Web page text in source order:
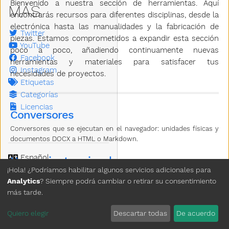
Bienvenido a nuestra sección de herramientas. Aquí
encontrarás recursos para diferentes disciplinas, desde la
electrónica hasta las manualidades y la fabricación de
piezas. Estamos comprometidos a expandir esta sección
poco a poco, añadiendo continuamente nuevas
herramientas y materiales para satisfacer tus
necesidades de proyectos.
Conversores
Conversores que se ejecutan en el navegador: unidades físicas y
documentos DOCX a HTML o Markdown.
Herramientas visuales
Sección de herramientas visuales.
Herramientas para electrónica
Sección de herramientas para electrónica.
MÁS
Twitter
YouTube
Facebook
Instagram
Etiquetas
Categorías
Licencias
Idioma
Tema
Borrar Historial
Copyright © 2026 3D Pellet
¡Hola! ¿Podríamos habilitar algunos servicios adicionales para
Analytics? Siempre podrá cambiar o retirar su consentimiento
más tarde.
Quiero elegir Descartar todas De acuerdo